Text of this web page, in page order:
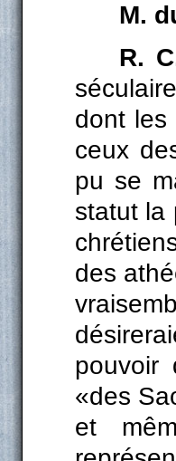
M.
R.
dont les
ceux
pu se
statut la
des
pouvoir
«des
et